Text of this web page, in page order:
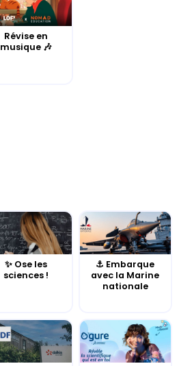
Révise en
musique 🎶
✨ Ose les
sciences !
⚓️ Embarque
avec la Marine
nationale